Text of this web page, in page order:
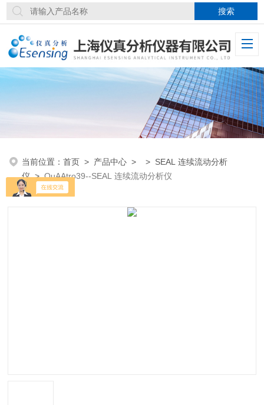
当前位置：首页 > 产品中心 > > SEAL 连续流动分析
仪>QuAAtro39--SEAL 连续流动分析仪